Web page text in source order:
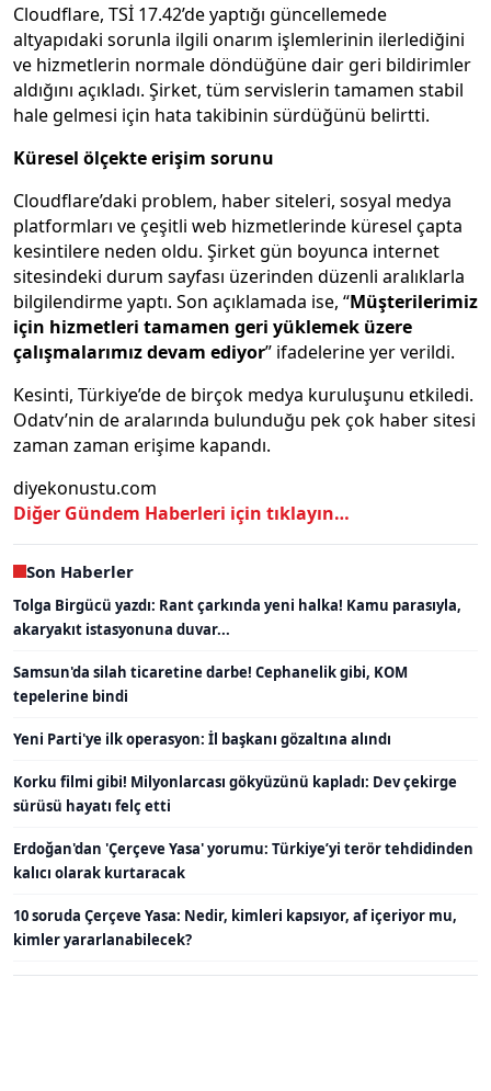
Cloudflare, TSİ 17.42’de yaptığı güncellemede
altyapıdaki sorunla ilgili onarım işlemlerinin ilerlediğini
ve hizmetlerin normale döndüğüne dair geri bildirimler
aldığını açıkladı. Şirket, tüm servislerin tamamen stabil
hale gelmesi için hata takibinin sürdüğünü belirtti.
Küresel ölçekte erişim sorunu
Cloudflare’daki problem, haber siteleri, sosyal medya
platformları ve çeşitli web hizmetlerinde küresel çapta
kesintilere neden oldu. Şirket gün boyunca internet
sitesindeki durum sayfası üzerinden düzenli aralıklarla
bilgilendirme yaptı. Son açıklamada ise, “Müşterilerimiz
için hizmetleri tamamen geri yüklemek üzere
çalışmalarımız devam ediyor” ifadelerine yer verildi.
Kesinti, Türkiye’de de birçok medya kuruluşunu etkiledi.
Odatv’nin de aralarında bulunduğu pek çok haber sitesi
zaman zaman erişime kapandı.
diyekonustu.com
Diğer Gündem Haberleri için tıklayın…
Son Haberler
Tolga Birgücü yazdı: Rant çarkında yeni halka! Kamu parasıyla,
akaryakıt istasyonuna duvar...
Samsun'da silah ticaretine darbe! Cephanelik gibi, KOM
tepelerine bindi
Yeni Parti'ye ilk operasyon: İl başkanı gözaltına alındı
Korku filmi gibi! Milyonlarcası gökyüzünü kapladı: Dev çekirge
sürüsü hayatı felç etti
Erdoğan'dan 'Çerçeve Yasa' yorumu: Türkiye’yi terör tehdidinden
kalıcı olarak kurtaracak
10 soruda Çerçeve Yasa: Nedir, kimleri kapsıyor, af içeriyor mu,
kimler yararlanabilecek?